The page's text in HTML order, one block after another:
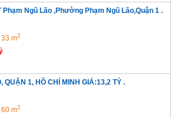
Phạm Ngũ Lão ,Phường Phạm Ngũ Lão,Quận 1 .
33 m2
QUẬN 1, HỒ CHÍ MINH GIÁ:13,2 TỶ .
60 m2